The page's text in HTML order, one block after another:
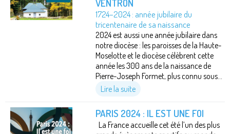
VENTRON
1724–2024 : année jubilaire du
tricentenaire de sa naissance
2024 est aussi une année jubilaire dans
notre diocèse : les paroisses de la Haute-
Moselotte et le diocèse célèbrent cette
année les 300 ans de la naissance de
Pierre-Joseph Formet, plus connu sous...
Lire la suite
PARIS 2024 : IL EST UNE FOI
La France accueille cet été l’un des plus